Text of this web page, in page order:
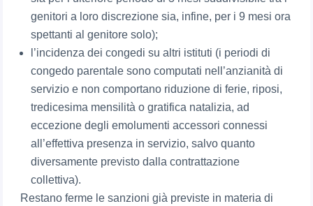
genitori a loro discrezione sia, infine, per i 9 mesi ora
spettanti al genitore solo);
l’incidenza dei congedi su altri istituti (i periodi di
congedo parentale sono computati nell’anzianità di
servizio e non comportano riduzione di ferie, riposi,
tredicesima mensilità o gratifica natalizia, ad
eccezione degli emolumenti accessori connessi
all’effettiva presenza in servizio, salvo quanto
diversamente previsto dalla contrattazione
collettiva).
Restano ferme le sanzioni già previste in materia di